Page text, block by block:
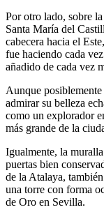
Por otro lado, sobre
Santa María del
cabecera hacia el
fue haciendo cada
añadido de cada vez
Aunque
admirar su belleza
como un explorador
más grande de la
Igualmente, la
puertas bien
de la Atalaya,
una torre con forma
de Oro en Sevilla.